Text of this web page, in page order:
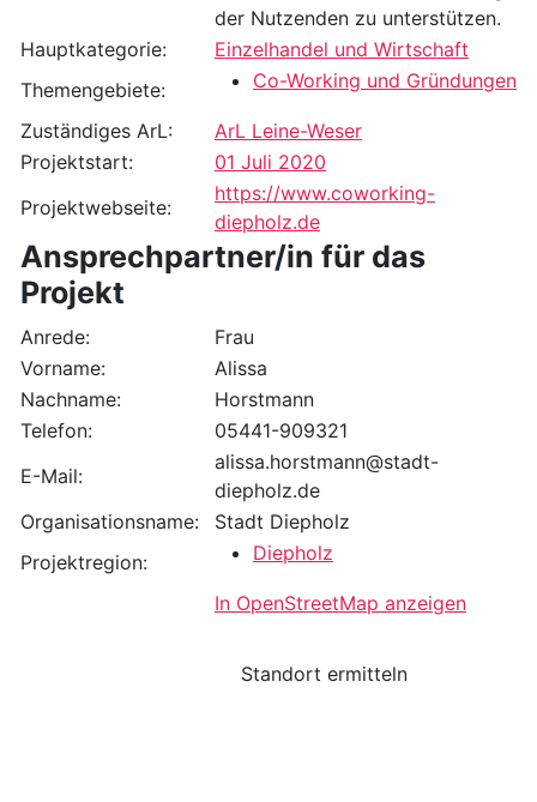
der Nutzenden zu unterstützen.
Hauptkategorie:
Einzelhandel und Wirtschaft
Themengebiete:
Co-Working und Gründungen
Zuständiges ArL:
ArL Leine-Weser
Projektstart:
01 Juli 2020
Projektwebseite:
https://www.coworking-
diepholz.de
Ansprechpartner/in für das
Projekt
Anrede:
Frau
Vorname:
Alissa
Nachname:
Horstmann
Telefon:
05441-909321
E-Mail:
alissa.horstmann@stadt-
diepholz.de
Organisationsname:
Stadt Diepholz
Projektregion:
Diepholz
In OpenStreetMap anzeigen
Standort ermitteln